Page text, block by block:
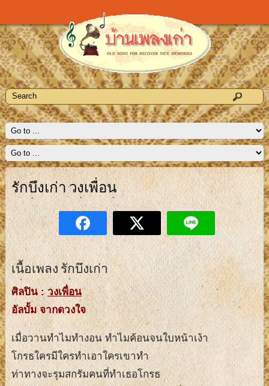
รักบึงเก่า วงเพื่อน
เนื้อเพลง รักบึงเก่า
ศิลปิน :วงเพื่อน
อัลบั้ม จากดวงใจ
เมื่อวานทำไมทำงอน ทำไมค้อนจนใบหน้าเง้า
โกรธใครมีใครทำเอาใครเขาทำ
ท่าทางจะรุมสกรัมคนที่ทำเธอโกรธ